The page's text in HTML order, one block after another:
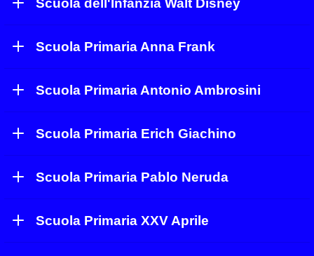
Scuola dell'Infanzia Walt Disney
Scuola Primaria Anna Frank
Scuola Primaria Antonio Ambrosini
Scuola Primaria Erich Giachino
Scuola Primaria Pablo Neruda
Scuola Primaria XXV Aprile